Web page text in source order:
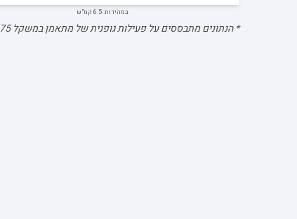
במהירות: 6.5 קמ"ש
* הנתונים מתבססים על פעילות גופנית של מתאמן במשקל75